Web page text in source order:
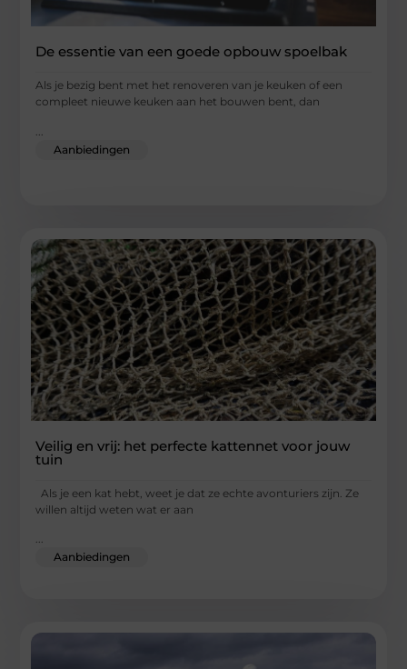
De essentie van een goede opbouw spoelbak
Als je bezig bent met het renoveren van je keuken of een
compleet nieuwe keuken aan het bouwen bent, dan
Aanbiedingen
Veilig en vrij: het perfecte kattennet voor jouw
tuin
Als je een kat hebt, weet je dat ze echte avonturiers zijn. Ze
willen altijd weten wat er aan
...
Aanbiedingen